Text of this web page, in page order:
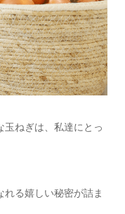
玉ねぎは、私達にとっ
る嬉しい秘密が詰ま